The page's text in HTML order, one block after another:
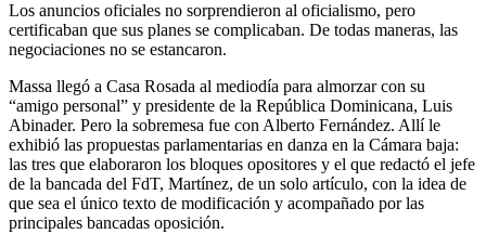
Los anuncios oficiales no sorprendieron al oficialismo, pero
certificaban que sus planes se complicaban. De todas maneras, las
negociaciones no se estancaron.
Massa llegó a Casa Rosada al mediodía para almorzar con su
“amigo personal” y presidente de la República Dominicana, Luis
Abinader. Pero la sobremesa fue con Alberto Fernández. Allí le
exhibió las propuestas parlamentarias en danza en la Cámara baja:
las tres que elaboraron los bloques opositores y el que redactó el jefe
de la bancada del FdT, Martínez, de un solo artículo, con la idea de
que sea el único texto de modificación y acompañado por las
principales bancadas oposición.